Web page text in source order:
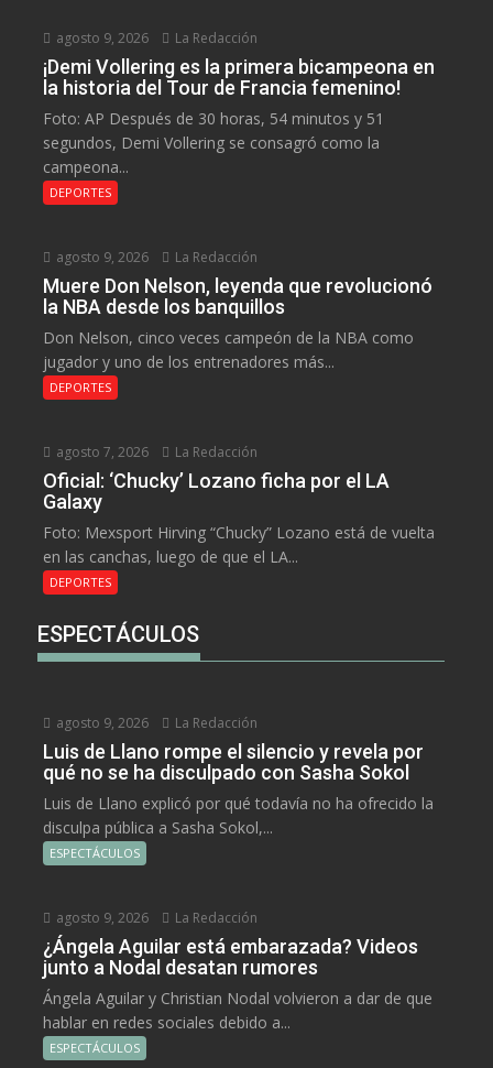
agosto 9, 2026 La Redacción
¡Demi Vollering es la primera bicampeona en
la historia del Tour de Francia femenino!
Foto: AP Después de 30 horas, 54 minutos y 51
segundos, Demi Vollering se consagró como la
campeona...
DEPORTES
agosto 9, 2026 La Redacción
Muere Don Nelson, leyenda que revolucionó
la NBA desde los banquillos
Don Nelson, cinco veces campeón de la NBA como
jugador y uno de los entrenadores más...
DEPORTES
agosto 7, 2026 La Redacción
Oficial: ‘Chucky’ Lozano ficha por el LA
Galaxy
Foto: Mexsport Hirving “Chucky” Lozano está de vuelta
en las canchas, luego de que el LA...
DEPORTES
ESPECTÁCULOS
agosto 9, 2026 La Redacción
Luis de Llano rompe el silencio y revela por
qué no se ha disculpado con Sasha Sokol
Luis de Llano explicó por qué todavía no ha ofrecido la
disculpa pública a Sasha Sokol,...
ESPECTÁCULOS
agosto 9, 2026 La Redacción
¿Ángela Aguilar está embarazada? Videos
junto a Nodal desatan rumores
Ángela Aguilar y Christian Nodal volvieron a dar de que
hablar en redes sociales debido a...
ESPECTÁCULOS